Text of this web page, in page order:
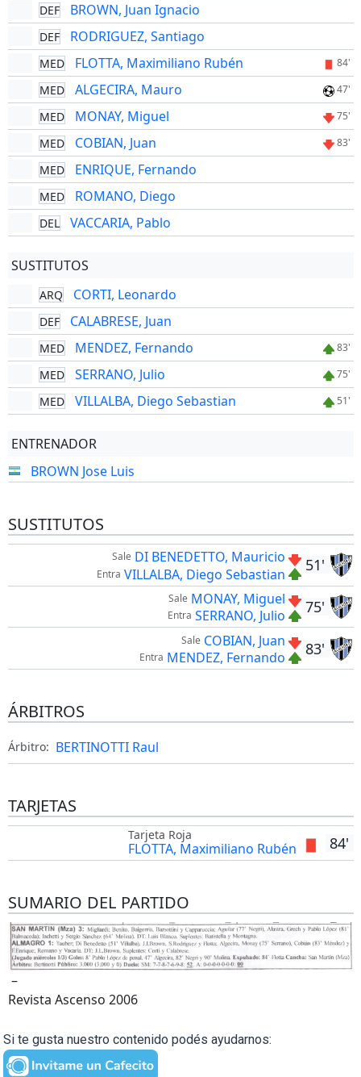
DEF BROWN, Juan Ignacio
DEF RODRIGUEZ, Santiago
MED FLOTTA, Maximiliano Rubén 84'
MED ALGECIRA, Mauro 47'
MED MONAY, Miguel 75'
MED COBIAN, Juan 83'
MED ENRIQUE, Fernando
MED ROMANO, Diego
DEL VACCARIA, Pablo
SUSTITUTOS
ARQ CORTI, Leonardo
DEF CALABRESE, Juan
MED MENDEZ, Fernando 83'
MED SERRANO, Julio 75'
MED VILLALBA, Diego Sebastian 51'
ENTRENADOR
BROWN Jose Luis
SUSTITUTOS
51'
Sale DI BENEDETTO, Mauricio
Entra VILLALBA, Diego Sebastian
75'
Sale MONAY, Miguel
Entra SERRANO, Julio
83'
Sale COBIAN, Juan
Entra MENDEZ, Fernando
ÁRBITROS
Árbitro: BERTINOTTI Raul
TARJETAS
84'
Tarjeta Roja
FLOTTA, Maximiliano Rubén
SUMARIO DEL PARTIDO
–
Revista Ascenso 2006
Si te gusta nuestro contenido podés ayudarnos: